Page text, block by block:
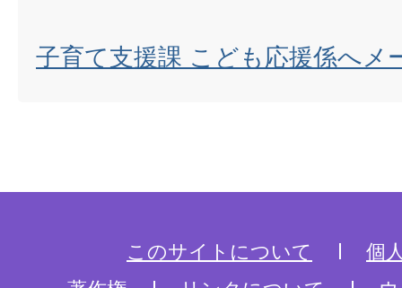
子育て支援課 こども応援係へメ
このサイトについて
個